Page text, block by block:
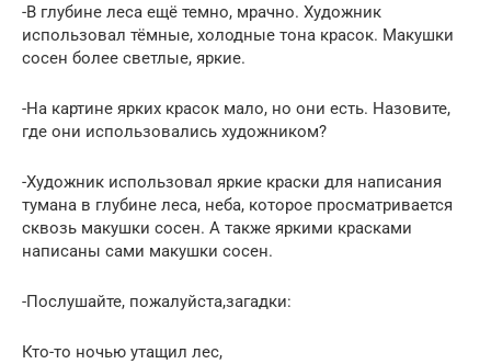
-В глубине леса ещё темно, мрачно. Художник
использовал тёмные, холодные тона красок. Макушки
сосен более светлые, яркие.
-На картине ярких красок мало, но они есть. Назовите,
где они использовались художником?
-Художник использовал яркие краски для написания
тумана в глубине леса, неба, которое просматривается
сквозь макушки сосен. А также яркими красками
написаны сами макушки сосен.
-Послушайте, пожалуйста,загадки:
Кто-то ночью утащил лес,